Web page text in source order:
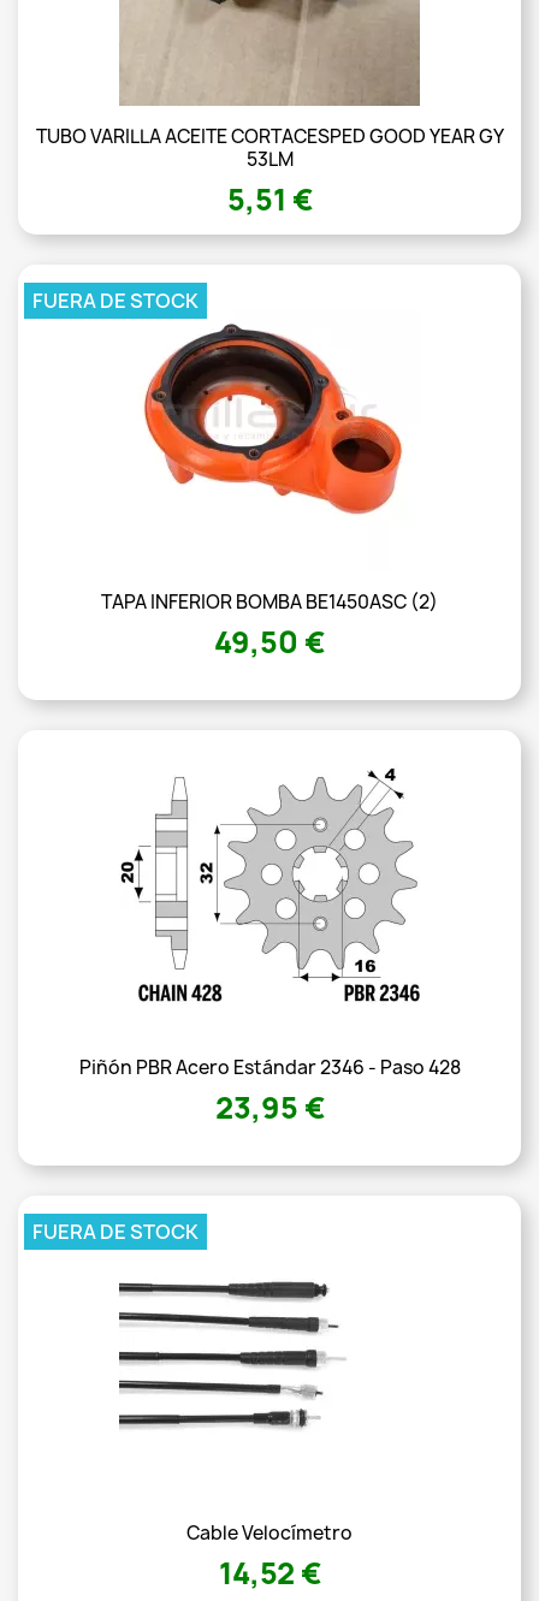
TUBO VARILLA ACEITE CORTACESPED GOOD YEAR GY
53LM
5,51 €
TAPA INFERIOR BOMBA BE1450ASC (2)
49,50 €
FUERA DE STOCK
Piñón PBR Acero Estándar 2346 - Paso 428
23,95 €
Cable Velocímetro
14,52 €
FUERA DE STOCK